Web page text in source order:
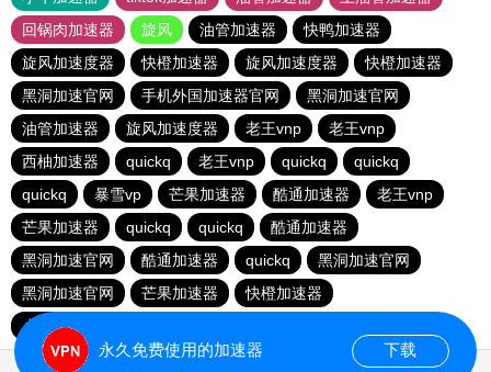
回锅肉加速器
旋风 油管加速器
快鸭加速器
旋风加速度器
快橙加速器 旋风加速度器
快橙加速器
黑洞加速官网
手机外国加速器官网
黑洞加速官网
油管加速器
旋风加速度器 老王vnp
老王vnp
西柚加速器
quickq 老王vnp quickq
quickq
quickq
暴雪vp 芒果加速器 酷通加速器
老王vnp
芒果加速器
quickq quickq
酷通加速器
黑洞加速官网
酷通加速器 quickq
黑洞加速官网
黑洞加速官网
芒果加速器
快橙加速器
小猫咪ciash加速器
永久免费使用的加速器 下载